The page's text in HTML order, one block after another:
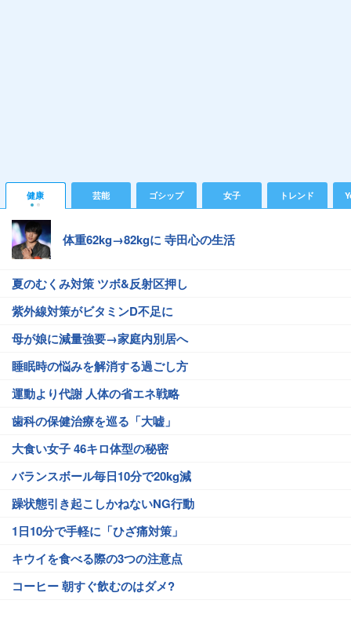
健康 芸能 ゴシップ 女子 トレンド
体重62kg→82kgに 寺田心の生活
夏のむくみ対策 ツボ&反射区押し
紫外線対策がビタミンD不足に
母が娘に減量強要→家庭内別居へ
睡眠時の悩みを解消する過ごし方
運動より代謝 人体の省エネ戦略
歯科の保健治療を巡る「大嘘」
大食い女子 46キロ体型の秘密
バランスボール毎日10分で20kg減
躁状態引き起こしかねないNG行動
1日10分で手軽に「ひざ痛対策」
キウイを食べる際の3つの注意点
コーヒー 朝すぐ飲むのはダメ?